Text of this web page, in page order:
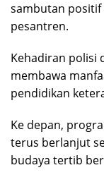
sambutan
pesantren.
Kehadiran polisi
membawa
pendidikan
Ke depan,
terus berlanjut
budaya tertib